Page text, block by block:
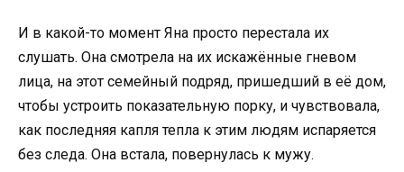
И в какой-то момент Яна просто перестала их
слушать. Она смотрела на их искажённые гневом
лица, на этот семейный подряд, пришедший в её дом,
чтобы устроить показательную порку, и чувствовала,
как последняя капля тепла к этим людям испаряется
без следа. Она встала, повернулась к мужу.